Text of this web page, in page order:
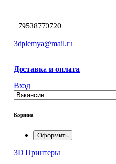
+79538770720
3dplemya@mail.ru
Доставка и оплата
Вход
Корзина
Оформить
3D Принтеры